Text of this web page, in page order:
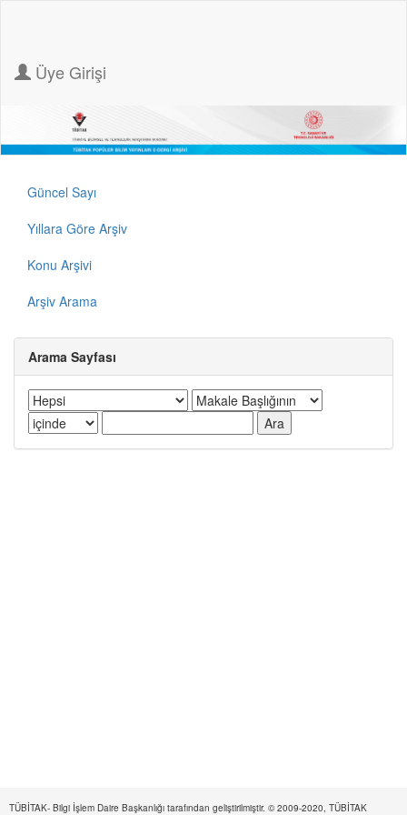
Üye Girişi
Güncel Sayı
Yıllara Göre Arşiv
Konu Arşivi
Arşiv Arama
Arama Sayfası
TÜBİTAK- Bilgi İşlem Daire Başkanlığı tarafından geliştirilmiştir. © 2009-2020, TÜBİTAK